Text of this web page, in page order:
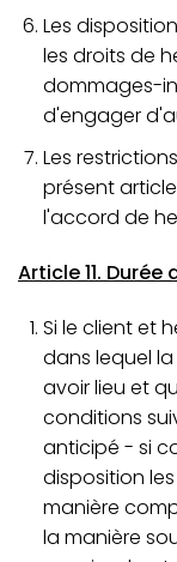
Les
les droits de
dommages-
d'engager
Les
présent
l'accord de
Article 11.
Si le client et
dans lequel
avoir lieu et
conditions
anticipé - si
disposition
manière
la manière